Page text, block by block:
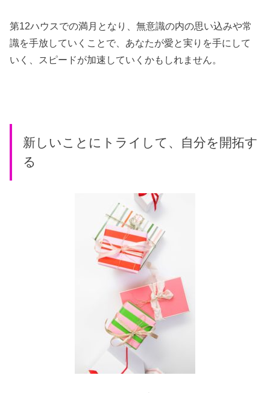
第12ハウスでの満月となり、無意識の内の思い込みや常
識を手放していくことで、あなたが愛と実りを手にして
いく、スピードが加速していくかもしれません。
新しいことにトライして、自分を開拓す
る